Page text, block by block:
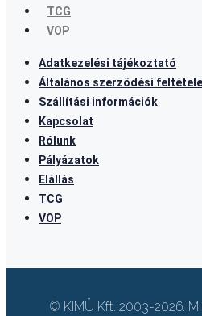
TCG
VOP
Adatkezelési tájékoztató
Általános szerződési
Szállítási információk
Kapcsolat
Rólunk
Pályázatok
Elállás
TCG
VOP
© KIMÜ Kft. 2003-2026.